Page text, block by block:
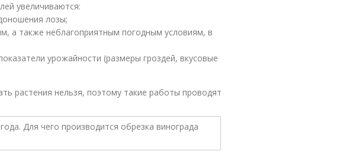
увеличиваются:
лозы;
а также неблагоприятным погодным условиям, в
урожайности (размеры гроздей, вкусовые
растения нельзя, поэтому такие работы проводят